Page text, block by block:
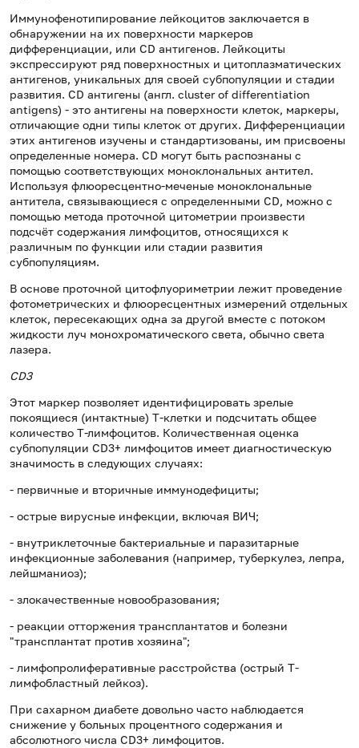
Иммунофенотипирование лейкоцитов заключается в
обнаружении на их поверхности маркеров
дифференциации, или CD антигенов. Лейкоциты
экспрессируют ряд поверхностных и цитоплазматических
антигенов, уникальных для своей субпопуляции и стадии
развития. CD антигены (англ. cluster of differentiation
antigens) - это антигены на поверхности клеток, маркеры,
отличающие одни типы клеток от других. Дифференциации
этих антигенов изучены и стандартизованы, им присвоены
определенные номера. CD могут быть распознаны с
помощью соответствующих моноклональных антител.
Используя флюоресцентно-меченые моноклональные
антитела, связывающиеся с определенными CD, можно с
помощью метода проточной цитометрии произвести
подсчёт содержания лимфоцитов, относящихся к
различным по функции или стадии развития
субпопуляциям.
В основе проточной цитофлуориметрии лежит проведение
фотометрических и флюоресцентных измерений отдельных
клеток, пересекающих одна за другой вместе с потоком
жидкости луч монохроматического света, обычно света
лазера.
СD3
Этот маркер позволяет идентифицировать зрелые
покоящиеся (интактные) Т-клетки и подсчитать общее
количество Т-лимфоцитов. Количественная оценка
субпопуляции CD3+ лимфоцитов имеет диагностическую
значимость в следующих случаях:
- первичные и вторичные иммунодефициты;
- острые вирусные инфекции, включая ВИЧ;
- внутриклеточные бактериальные и паразитарные
инфекционные заболевания (например, туберкулез, лепра,
лейшманиоз);
- злокачественные новообразования;
- реакции отторжения трансплантатов и болезни
"трансплантат против хозяина";
- лимфопролиферативные расстройства (острый Т-
лимфобластный лейкоз).
При сахарном диабете довольно часто наблюдается
снижение у больных процентного содержания и
абсолютного числа СD3+ лимфоцитов.